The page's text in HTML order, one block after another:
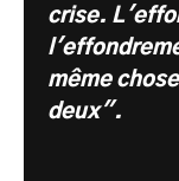
crise.
même
deux".